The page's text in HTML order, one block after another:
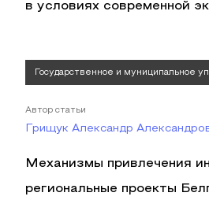
в условиях современной
Государственное и муниципальное
Автор статьи
Грищук Александр
Механизмы привлечения
региональные проекты